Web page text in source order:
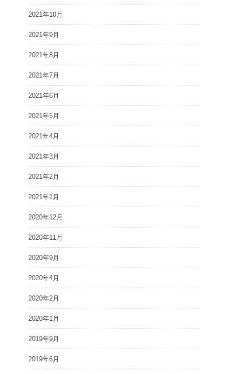
2021年10月
2021年9月
2021年8月
2021年7月
2021年6月
2021年5月
2021年4月
2021年3月
2021年2月
2021年1月
2020年12月
2020年11月
2020年9月
2020年4月
2020年2月
2020年1月
2019年9月
2019年6月